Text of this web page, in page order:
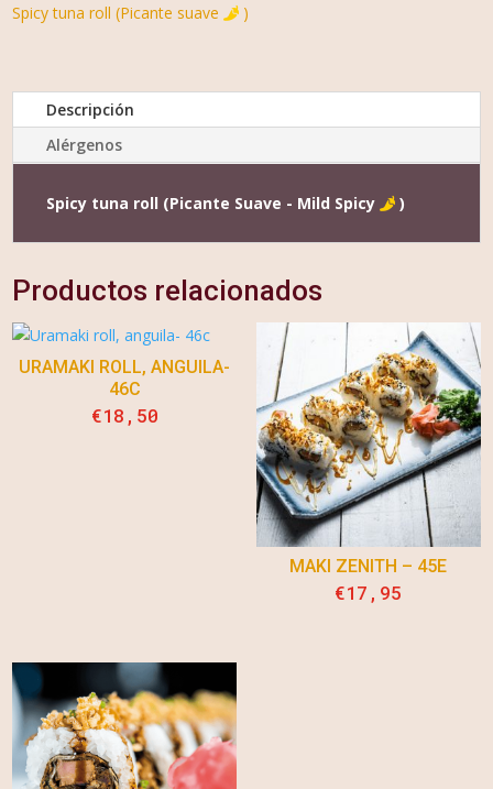
Spicy tuna roll (Picante suave )
Descripción
Alérgenos
Spicy tuna roll (Picante Suave - Mild Spicy )
Productos relacionados
URAMAKI ROLL, ANGUILA-
46C
€18,50
MAKI ZENITH – 45E
€17,95